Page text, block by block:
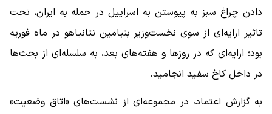
دادن چراغ سبز به پیوستن به اسراییل در حمله به ایران، تحت
تاثیر ارایه‌ای از سوی نخست‌وزیر بنیامین نتانیاهو در ماه فوریه
بود؛ ارایه‌ای که در روزها و هفته‌های بعد، به سلسله‌ای از بحث‌ها
در داخل کاخ سفید انجامید.
به گزارش اعتماد، در مجموعه‌ای از نشست‌های «اتاق وضعیت»